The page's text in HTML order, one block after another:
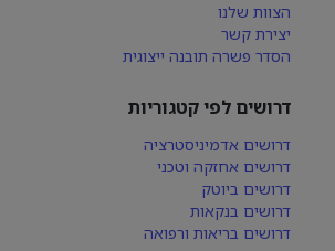
הצוות שלנו
יצירת קשר
הסדר פשרה תובנה ייצוגית
דרושים לפי קטגוריות
דרושים אדמיניסטרציה
דרושים אחזקה וטכני
דרושים ביוטק
דרושים בנקאות
דרושים בריאות ורפואה